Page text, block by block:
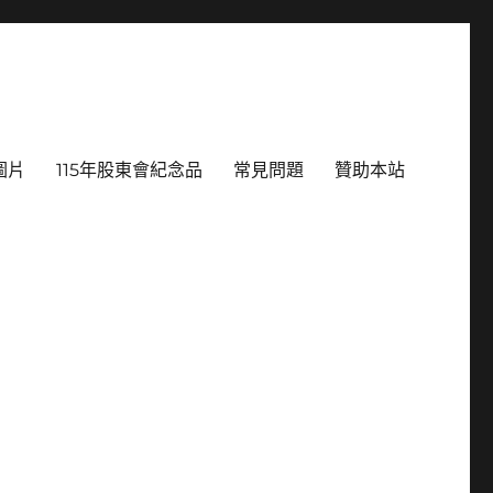
片 115年股東會紀念品 常見問題 贊助本站